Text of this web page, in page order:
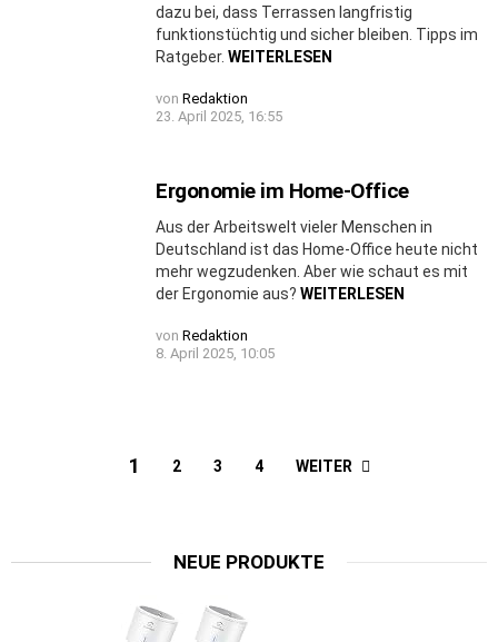
dazu bei, dass Terrassen langfristig
funktionstüchtig und sicher bleiben. Tipps im
Ratgeber. WEITERLESEN
von Redaktion
23. April 2025, 16:55
Ergonomie im Home-Office
Aus der Arbeitswelt vieler Menschen in
Deutschland ist das Home-Office heute nicht
mehr wegzudenken. Aber wie schaut es mit
der Ergonomie aus? WEITERLESEN
von Redaktion
8. April 2025, 10:05
1 2 3 4 WEITER
NEUE PRODUKTE